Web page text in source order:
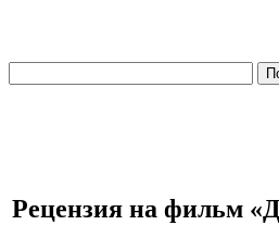
Рецензия на фильм